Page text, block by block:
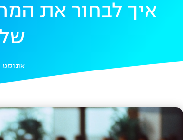
איך לבחור את
אוגוסט 15, 2024